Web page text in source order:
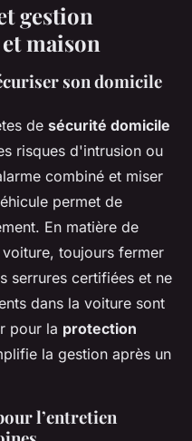
gestion
maison
son domicile
de sécurité domicile
risques d'intrusion ou
combiné et miser
permet de
En matière de
toujours fermer
serrures certifiées et ne
dans la voiture sont
pour la protection
la gestion après un
l’entretien